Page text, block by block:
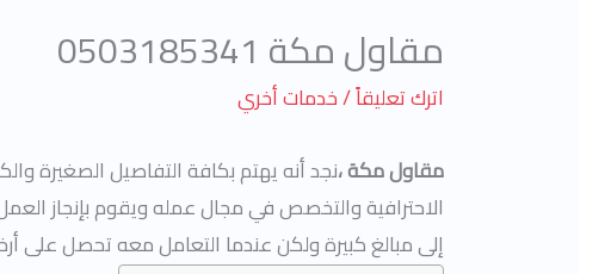
مقاول مكة 0503185341
اترك تعليقاً/خدمات أخري
مقاول مكة ،نجد أنهيهتم بكافة التفاصيل الصغيرة
الاحترافية والتخصص في مجال عمله ويقوم بإنجاز
إلى مبالغ كبيرة ولكن عندما التعامل معه تحصل على